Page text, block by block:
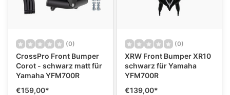
(0)
CrossPro Front Bumper
Corot - schwarz matt für
Yamaha YFM700R
€159,00*
(0)
XRW Front Bumper XR10
schwarz für Yamaha
YFM700R
€139,00*